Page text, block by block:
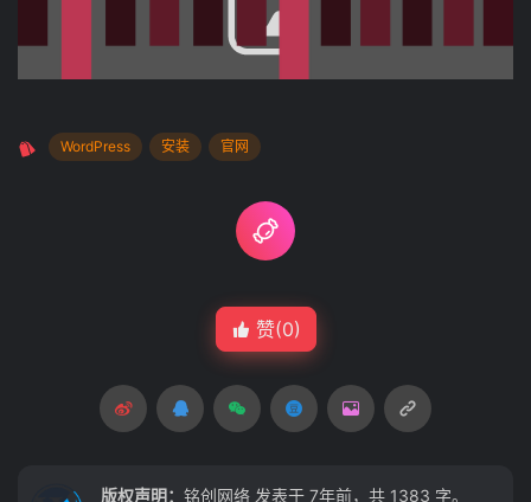
WordPress 安装 官网
赞(0)
版权声明： 铭创网络 发表于 7年前，共 1383 字。